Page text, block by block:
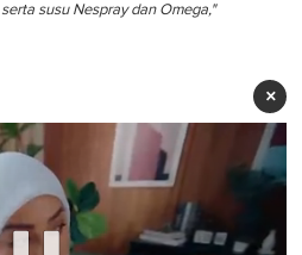
susu Nespray dan Omega,"
×